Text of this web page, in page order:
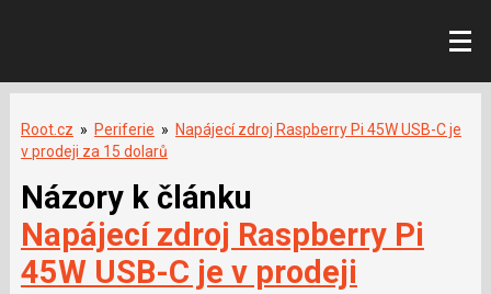
Root.cz » Periferie » Napájecí zdroj Raspberry Pi 45W USB-C je
v prodeji za 15 dolarů
Názory k článku
Napájecí zdroj Raspberry Pi
45W USB-C je v prodeji